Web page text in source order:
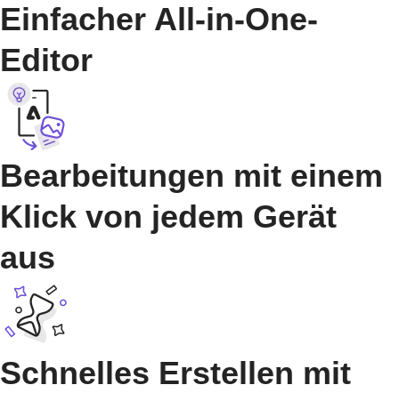
Einfacher All-in-One-
Editor
Bearbeitungen mit einem
Klick von jedem Gerät
aus
Schnelles Erstellen mit